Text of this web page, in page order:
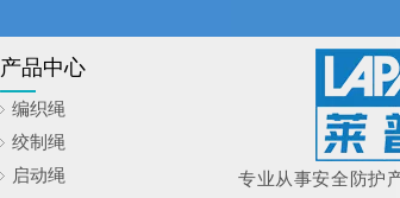
产品中心
编织绳
绞制绳
启动绳
专业从事安全防护